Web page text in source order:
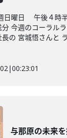
日曜日 午後４時
今週のコーラル
の 宮城悟さんと
|00:23:01
与那原の未来